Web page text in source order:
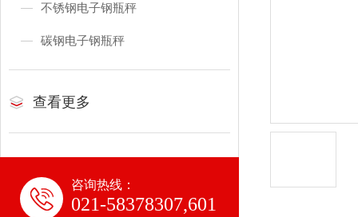
不锈钢电子钢瓶秤
碳钢电子钢瓶秤
查看更多
咨询热线：
021-58378307,601